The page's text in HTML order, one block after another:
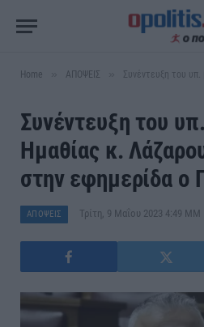
Home ΑΠΟΨΕΙΣ Συνέντευξη του υπ. βουλευτή ΝΔ.
Συνέντευξη του
Ημαθίας κ.
στην εφημερίδα ο
ΑΠΟΨΕΙΣ Τρίτη, 9 Μαΐου 2023 4:49 ΜΜ